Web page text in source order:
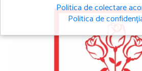
Politica de colectare
Politica de